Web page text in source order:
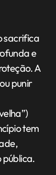
sacrifica
e
A
punir
tem